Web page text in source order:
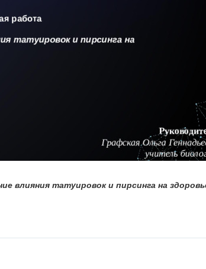
влияния татуировок и пирсинга на